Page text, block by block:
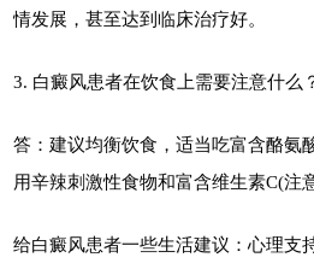
情发展，甚至达到临床治疗好。
3. 白癜风患者在饮食上需要注意什么
答：建议均衡饮食，适当吃富含酪氨
用辛辣刺激性食物和富含维生素C(注
给白癜风患者一些生活建议：心理支